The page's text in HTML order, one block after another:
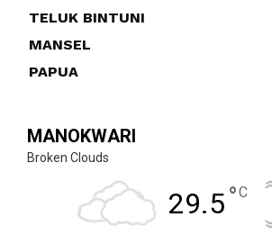
TELUK BINTUNI
MANSEL
PAPUA
MANOKWARI
Broken Clouds
29.5°C